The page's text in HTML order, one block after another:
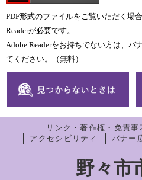
PDF形式のファイルをご覧いただく場
Readerが必要です。
Adobe Readerをお持ちでない方は、バ
てください。（無料）
リンク・著作権・免責事
アクセシビリティ
バナー
野々市